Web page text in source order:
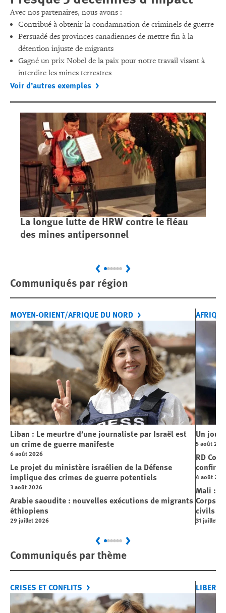
Avec nos partenaires, nous avons :
Contribué à obtenir la condamnation de criminels de guerre
Persuadé des provinces canadiennes de mettre fin à la
détention injuste de migrants
Gagné un prix Nobel de la paix pour notre travail visant à
interdire les mines terrestres
Voir d’autres exemples
La longue lutte de HRW contre le fléau
des mines antipersonnel
PreviousNext
Communiqués par région
MOYEN-ORIENT/AFRIQUE DU NORD
Liban : Le meurtre d’une journaliste par Israël est
un crime de guerre manifeste
6 août 2026
Le projet du ministère israélien de la Défense
implique des crimes de guerre potentiels
3 août 2026
Arabie saoudite : nouvelles exécutions de migrants
éthiopiens
29 juillet 2026
AFRIQUE
Un
5 août
RD
4 août
Mali :
Corps
civils
31 juillet
PreviousNext
Communiqués par thème
CRISES ET CONFLITS